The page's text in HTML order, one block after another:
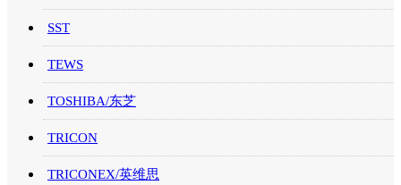
SST
TEWS
TOSHIBA/东芝
TRICON
TRICONEX/英维思